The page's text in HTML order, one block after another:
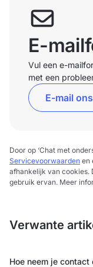
E-
Vul een e-
met een
E-mail ons
Door op ‘Chat met
Servicevoorwaarden en
afhankelijk van cookies.
gebruik ervan. Meer
Verwante
Hoe neem je